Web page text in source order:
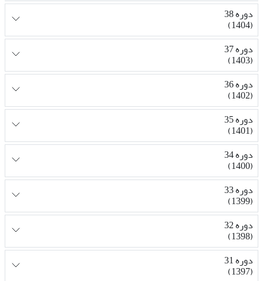
دوره 38
(1404)
دوره 37
(1403)
دوره 36
(1402)
دوره 35
(1401)
دوره 34
(1400)
دوره 33
(1399)
دوره 32
(1398)
دوره 31
(1397)